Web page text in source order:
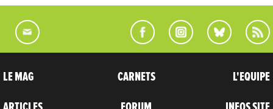
LE MAG CARNETS L'EQUIPE